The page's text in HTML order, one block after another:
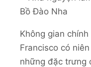
Không gian
Francisco có
những đặc trưng